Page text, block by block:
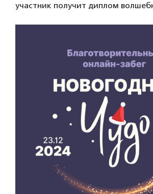
участник получит диплом